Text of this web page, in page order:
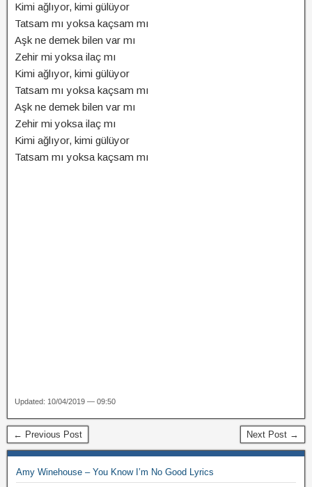
Kimi ağlıyor, kimi gülüyor
Tatsam mı yoksa kaçsam mı
Aşk ne demek bilen var mı
Zehir mi yoksa ilaç mı
Kimi ağlıyor, kimi gülüyor
Tatsam mı yoksa kaçsam mı
Aşk ne demek bilen var mı
Zehir mi yoksa ilaç mı
Kimi ağlıyor, kimi gülüyor
Tatsam mı yoksa kaçsam mı
Updated: 10/04/2019 — 09:50
← Previous Post Next Post →
Amy Winehouse – You Know I’m No Good Lyrics